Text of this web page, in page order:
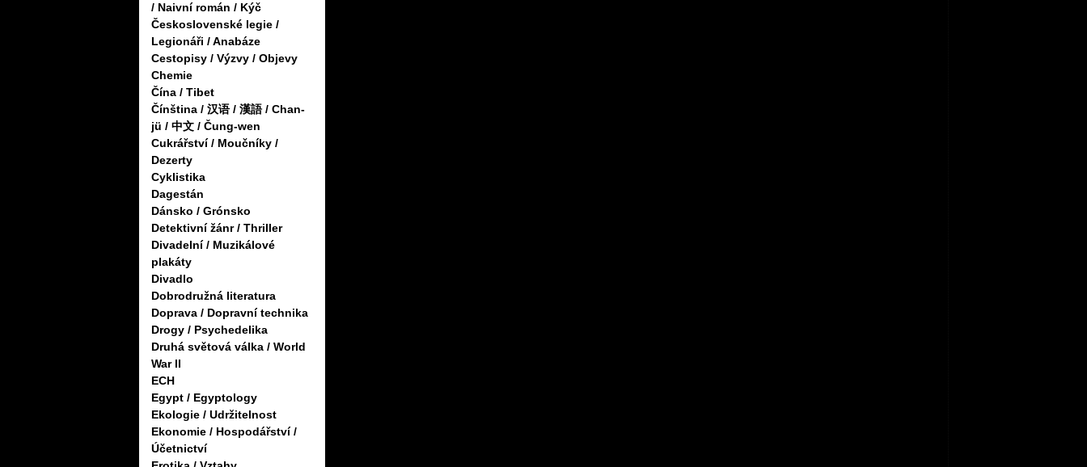
/ Naivní román / Kýč
Československé legie /
Legionáři / Anabáze
Cestopisy / Výzvy / Objevy
Chemie
Čína / Tibet
Čínština / 汉语 / 漢語 / Chan-
jü / 中文 / Čung-wen
Cukrářství / Moučníky /
Dezerty
Cyklistika
Dagestán
Dánsko / Grónsko
Detektivní žánr / Thriller
Divadelní / Muzikálové
plakáty
Divadlo
Dobrodružná literatura
Doprava / Dopravní technika
Drogy / Psychedelika
Druhá světová válka / World
War II
ECH
Egypt / Egyptology
Ekologie / Udržitelnost
Ekonomie / Hospodářství /
Účetnictví